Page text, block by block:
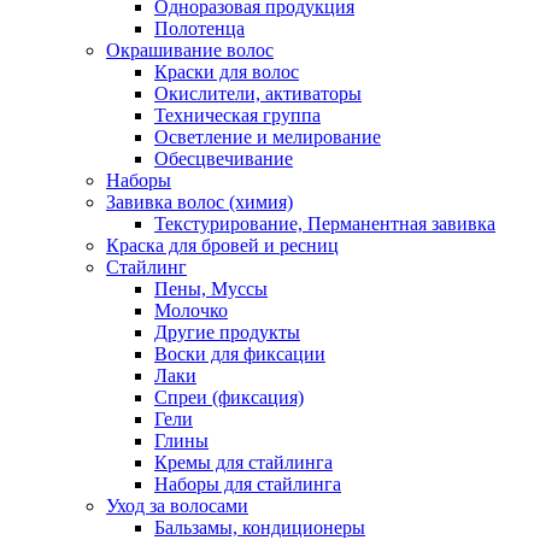
Одноразовая продукция
Полотенца
Окрашивание волос
Краски для волос
Окислители, активаторы
Техническая группа
Осветление и мелирование
Обесцвечивание
Наборы
Завивка волос (химия)
Текстурирование, Перманентная завивка
Краска для бровей и ресниц
Стайлинг
Пены, Муссы
Молочко
Другие продукты
Воски для фиксации
Лаки
Спреи (фиксация)
Гели
Глины
Кремы для стайлинга
Наборы для стайлинга
Уход за волосами
Бальзамы, кондиционеры